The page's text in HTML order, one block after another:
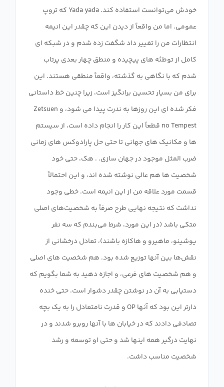
خودش می‌توانست استفاده کند. Yada yada که تروپ
عمومی. اما من واقعاً از دیدن این که چقدر این انیمه
انتظارات من را تغییر داد شگفت زده شدم و در شبکه ای
کامل از توطئه های پیچیده و منطق چهار بعدی پرتاب
شدم که با نگاهی به گذشته، واقعاً منطقی هستند. این
برای من بسیار تحسین برانگیز است، زیرا چنین خط داستانی
فکر شده ای این روزها به ندرت پیدا می شود، و Zetsuen
no Tempest قطعاً این کار را انجام داده است، از سیستم
ها و مکانیک های جهانی تا حتی حل پارادوکس های زمانی
ضرب المثل موجود در جهان سازی. . هک، حتی خود
شخصیت ها هم عالی نوشته شده اند، و این احتمالاً
قسمت مورد علاقه من از این انیمه است. خطی وجود
نداشت که نتیجه نهایی طرح صرفاً به شخصیت‌های اصلی
متکی باشد (در این مورد، شرط می‌بندم که سه نفر
یوشینو، ماهیرو و هاکازه باشند)، تعادل درخشانی از
نقش‌ها بین آنها توزیع شده بود. هم شخصیت های اصلی
و هم شخصیت های فرعی، و اجازه دهید به شما بگویم که
دستیابی به آن در نوشتن چقدر دشوار است. حتی خنده
دارتر این بود که آنها OP و قدرت نامتعادل را به یک بچه
تصادفی دادند که در خیابان ها با آنها روبرو شدند و در
نهایت درگیر همه اینها شد و حتی او توسعه و رشد